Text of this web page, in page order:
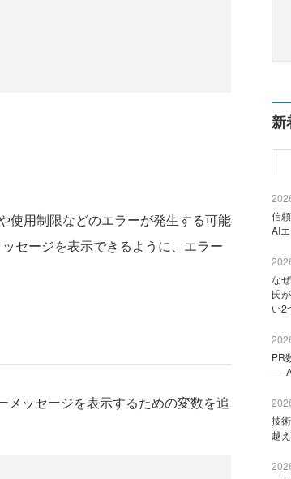
使用制限などのエラーが発生する可能
セージを表示できるように、エラー
ッセージを表示するための変数を追
新
信
AI
な
氏
い2
PR
技
越